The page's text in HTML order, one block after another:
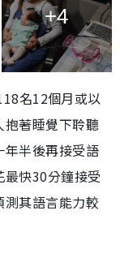
+4
名12個月或以
著睡覺下聆聽
年半後再接受語
快30分鐘接受
其語言能力較